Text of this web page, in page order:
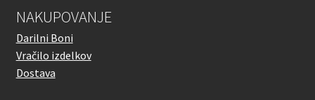
NAKUPOVANJE
Darilni Boni
Vračilo izdelkov
Dostava